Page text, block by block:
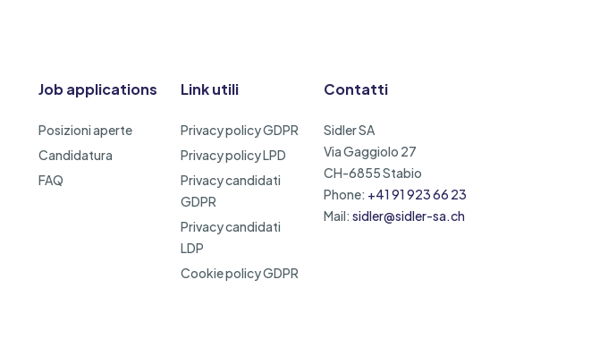
Job applications
Posizioni aperte
Candidatura
FAQ
Link utili
Privacy policy GDPR
Privacy policy LPD
Privacy candidati
GDPR
Privacy candidati
LDP
Cookie policy GDPR
Contatti
Sidler SA
Via Gaggiolo 27
CH-6855 Stabio
Phone: +41 91 923 66 23
Mail: sidler@sidler-sa.ch